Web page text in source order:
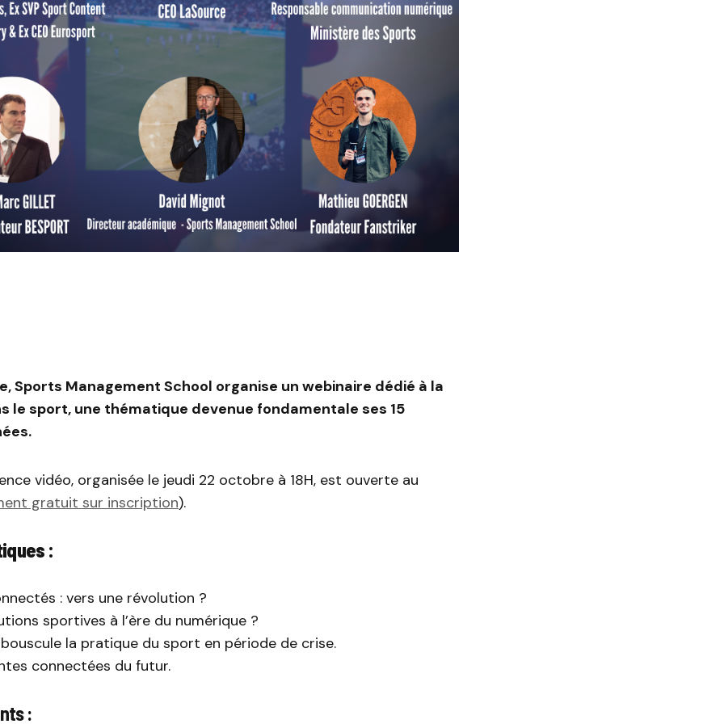
Sports Management School organise un webinaire dédié à la
le sport, une thématique devenue fondamentale ses 15
vidéo, organisée le jeudi 22 octobre à 18H, est ouverte au
gratuit sur inscription).
:
: vers une révolution ?
sportives à l’ère du numérique ?
la pratique du sport en période de crise.
connectées du futur.
: